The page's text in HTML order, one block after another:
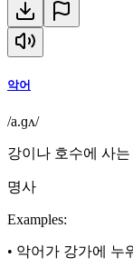
악어
/a.ɡʌ/
강이나 호수에 사
명사
Examples:
• 악어가 강가에 누